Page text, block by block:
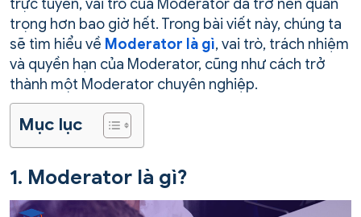
trực tuyến, vai trò của Moderator đã trở nên quan
trọng hơn bao giờ hết. Trong bài viết này, chúng ta
sẽ tìm hiểu về Moderator là gì, vai trò, trách nhiệm
và quyền hạn của Moderator, cũng như cách trở
thành một Moderator chuyên nghiệp.
Mục lục
1. Moderator là gì?